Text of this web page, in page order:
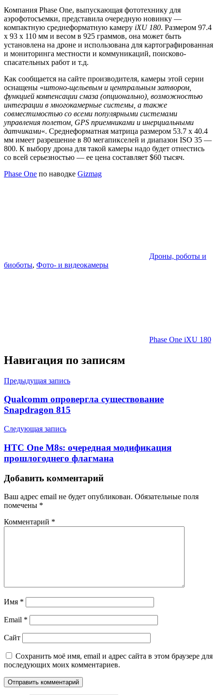
Компания Phase One, выпускающая фототехнику для
аэрофотосъемки, представила очередную новинку —
компактную среднеформатную камеру iXU 180. Размером 97.4
x 93 x 110 мм и весом в 925 граммов, она может быть
установлена на дроне и использована для картографированная
и мониторинга местности и коммуникаций, поисково-
спасательных работ и т.д.
Как сообщается на сайте производителя, камеры этой серии
оснащены «штоно-щельевым и центральным затвором,
функцией компенсации смаза (опционально), возможностью
интеграции в многокамерные системы, а также
совместимостью со всеми популярными системами
управления полетом, GPS приемниками и инерциальными
датчиками«. Среднеформатная матрица размером 53.7 x 40.4
мм имеет разрешение в 80 мегапикселей и диапазон ISO 35 —
800. К выбору дрона для такой камеры надо будет отнестись
со всей серьезностью — ее цена составляет $60 тысяч.
Phase One по наводке Gizmag
Дроны, роботы и
биоботы, Фото- и видеокамеры
Phase One iXU 180
Навигация по записям
Предыдущая запись
Qualcomm опровергла существование
Snapdragon 815
Следующая запись
HTC One M8s: очередная модификация
прошлогоднего флагмана
Добавить комментарий
Ваш адрес email не будет опубликован. Обязательные поля
помечены *
Комментарий *
Имя *
Email *
Сайт
Сохранить моё имя, email и адрес сайта в этом браузере для
последующих моих комментариев.